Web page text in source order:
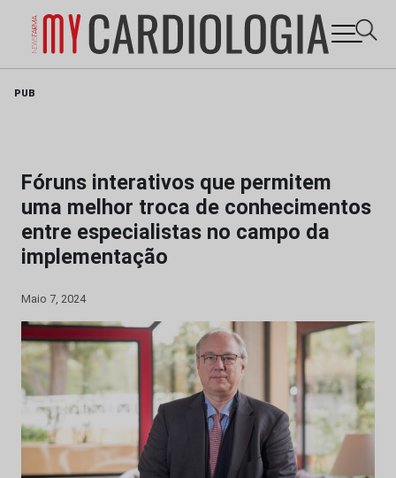
PUB
Fóruns interativos que permitem
uma melhor troca de conhecimentos
entre especialistas no campo da
implementação
Maio 7, 2024